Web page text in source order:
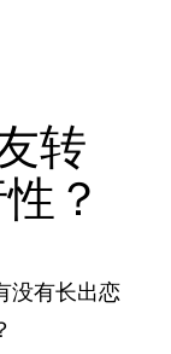
转
？
没有长出恋